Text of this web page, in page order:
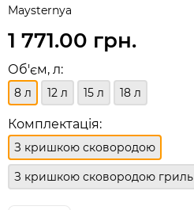
Maysternya
1 771.00 грн.
Об'єм, л:
8 л 12 л 15 л 18 л
Комплектація:
З кришкою сковородою
З кришкою сковородою гриль